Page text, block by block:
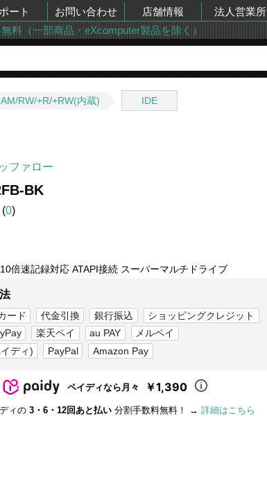
ート お問い合わせ 店舗情報 法人営業所
料（一部商品・eXcomputer製品を除く）
RW/+R/+RW(内蔵) IDE
ファロー
BK
(0)
倍速記録対応 ATAPI接続 スーパーマルチドライブ
ード 代金引換 銀行振込
ショッピングクレジット
楽天ペイ au PAY
メルペイ
ディ)
PayPal Amazon Pay
ペイディなら月々 ￥1,390
ィの 3・6・12回あと払い 分割手数料無料！ → 詳細はこちら